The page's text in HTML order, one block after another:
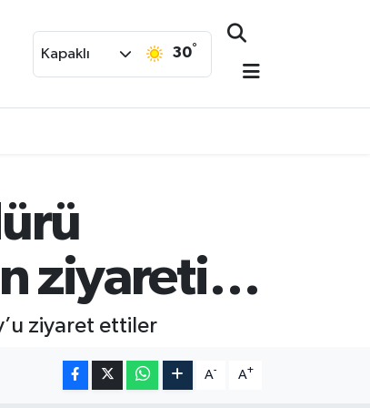
Kapaklı 30°
ziyareti…
ziyaret ettiler
A- A+